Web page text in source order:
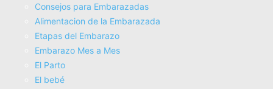
Consejos para Embarazadas
Alimentacion de la Embarazada
Etapas del Embarazo
Embarazo Mes a Mes
El Parto
El bebé